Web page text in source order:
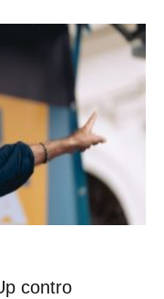
contro